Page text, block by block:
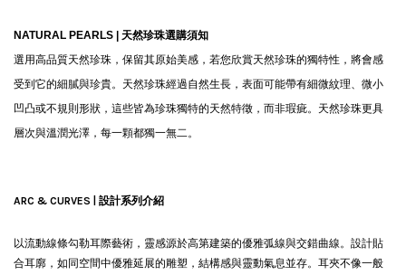
NATURAL PEARLS | 天然珍珠選購須知
選用高品質天然珍珠，保留其原始美感，若您欣賞天然珍珠的獨特性，將會感
受到它的細膩與珍貴。天然珍珠經過自然生長，表面可能帶有細微紋理、微小
凹凸或不規則形狀，這些皆為珍珠獨特的天然特徵，而非瑕疵。天然珍珠更具
層次與溫潤光澤，每一顆都獨一無二。
ARC & CURVES | 設計系列介紹
以流動線條勾勒耳際藝術，靈感源於高第建築的優雅弧線與交錯曲線。設計貼
合耳廓，如同空間中優雅延展的雕塑，結構感與靈動氣息並存。耳夾不像一般